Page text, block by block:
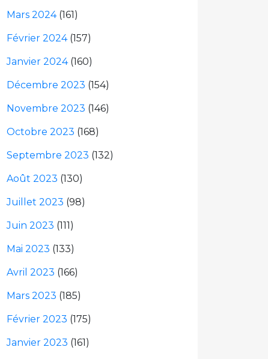
Mars 2024(161)
Février 2024(157)
Janvier 2024(160)
Décembre 2023 (154)
Novembre 2023 (146)
Octobre 2023 (168)
Septembre 2023 (132)
Août 2023 (130)
Juillet 2023 (98)
Juin 2023 (111)
Mai 2023 (133)
Avril 2023 (166)
Mars 2023 (185)
Février 2023 (175)
Janvier 2023 (161)